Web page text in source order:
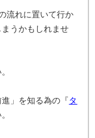
流れに置いて行か
うかもしれませ
」を知る為の『 タ